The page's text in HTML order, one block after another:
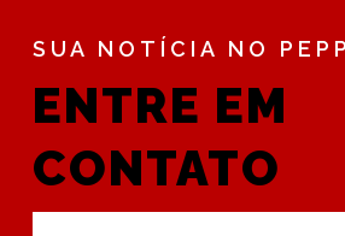
SUA NOTÍCIA NO
ENTRE EM
CONTATO